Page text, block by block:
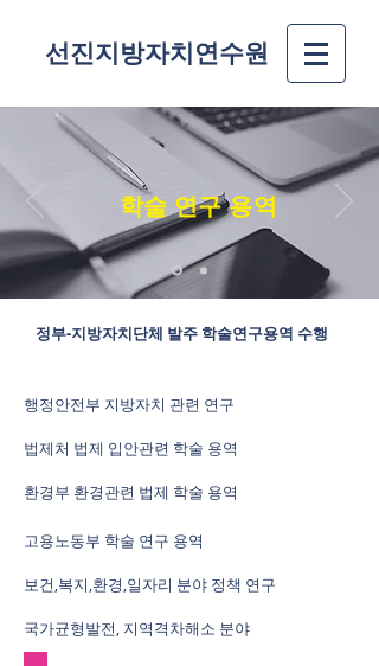
선진지방자치연수원
학술 연구 용역
​정부-지방자치단체 발주 학술연구용역 수행
행정안전부 지방자치 관련 연구
법제처 법제 입안관련 학술 용역
​환경부 환경관련 법제 학술 용역
고용노동부 학술 연구 용역
보건,복지,환경,일자리 분야 정책 연구
국가균형발전, 지역격차해소 분야